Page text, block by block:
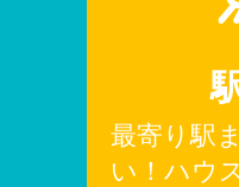
最寄り駅
い！ハウ